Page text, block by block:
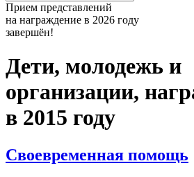
Прием представлений
на награждение в 2026 году
завершён!
Дети, молодежь и
организации,
в 2015 году
Своевременная помощь